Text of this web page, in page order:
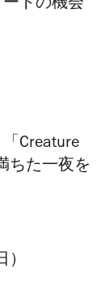
トの機会
Creature
ちた一夜を